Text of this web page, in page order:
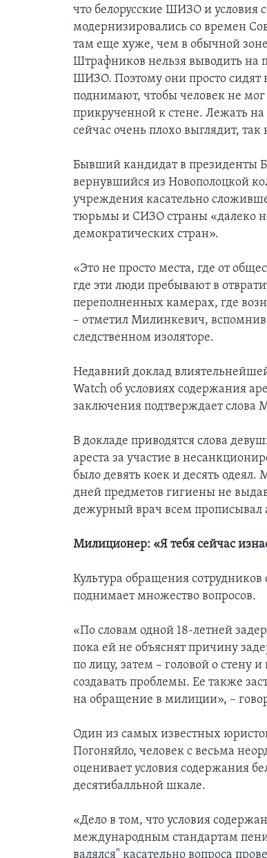
что белорусские ШИЗО и
модернизировались со времен
там еще хуже, чем в обычной
Штрафников нельзя выводить на
ШИЗО. Поэтому они просто сидят
поднимают, чтобы человек не
прикрученной к стене. Лежать
сейчас очень плохо выглядит,
Бывший кандидат в президенты
вернувшийся из Новополоцкой
учреждения касательно
тюрьмы и СИЗО страны «далеко
демократических стран».
«Это не просто места, где от
где эти люди пребывают в
переполненных камерах, где
– отметил Милинкевич,
следственном изоляторе.
Недавний доклад
Watch об условиях содержания
заключения подтверждает слова
В докладе приводятся слова
ареста за участие в
было девять коек и десять одеял.
дней предметов гигиены не
дежурный врач всем прописывал
Милиционер: «Я тебя сейчас
Культура обращения
поднимает множество вопросов.
«По словам одной 18-летней
пока ей не объяснят причину
по лицу, затем – головой о стену
создавать проблемы. Ее также
на обращение в милиции», –
Один из самых известных
Погоняйло, человек с весьма
оценивает условия содержания
десятибалльной шкале.
«Дело в том, что условия
международным стандартам
валялся" касательно вопроса